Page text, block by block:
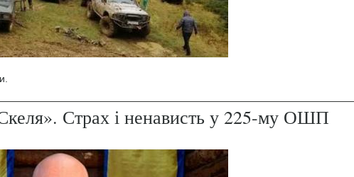
Страх і ненависть у 225-му ОШП